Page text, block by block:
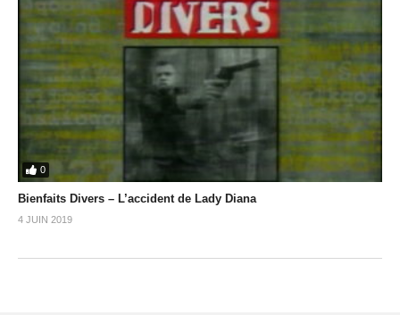
0
Bienfaits Divers – L’accident de Lady Diana
4 JUIN 2019